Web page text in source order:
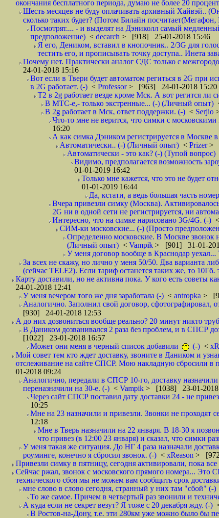
окончания бесплатного периода, думаю не более 20
Шесть месяцев не буду оплачивать архивный Хайвэй..
сколько таких будет? (Потом Билайн
Посмотрят.... - и выделят на Дэниколл самый
предположение) < decarch > [918] 25-01-2018 15:46
Я его, Деником, вставил в кнопочник.. 2/3G для
тестить его, и прописывать точку доступа.. Инета
Почему нет. Практически аналог СДС только с
24-01-2018 15:16
Вот если в Твери будет автоматом региться в 2G при
в 2G работает. (-) < Professor> [963] 24-01-2018 15:20
T2 в 2g работает везде кроме Мск. А вот регится
В МТС-е,- только экстренные... (-) (Личный опыт)
В 2g работает в Мск, ответ поддержки. (-) < Serjio
Что-то мне не верится, что симки с
16:20
А как симка Дэником регистрируется в Москве
Автоматически.. (-) (Личный опыт) < Prizer>
Автоматически - это как? (-) (Тупой вопрос)
Видимо, предполагается возможность
01-01-2019 16:42
Только мне кажется, что это не будет
01-01-2019 16:44
Да, кстати, а ведь большая часть
Вчера привезли симку (Москва).
2G ни в одной сети не регистрируется, ни
Интересно, что на симке нарисовано 3G/4G. (-)
СИМ-ки московские... (-) (Просто
Определенно московские. В Москве звонок
(Личный опыт) < Vampik > [901] 31-01-
У меня договор вообще в Краснодар
За всех не скажу, но лично у меня 50/50. Два варианта
(сейчас TELE2). Если тариф останется таких же, то
Карту доставили, но не активна пока. У кого есть советы
24-01-2018 12:41
У меня вечером того же дня заработала (-) < antropka >
Аналогично. Заполнил свой договор,
[930] 24-01-2018 12:53
А до них дозвониться вообще реально? 20 минут никто
В Даником дозванивался 2 раза без проблем, и в СПСР
[1022] 23-01-2018 16:57
Может они меня в черный список добавили
(-) <
Мой совет тем кто ждет доставку, звоните в Даником и
отслеживание на сайте СПСР. Мою накладную сбросили
01-2018 09:24
Аналогично, передали в СПСР 10-го, доставку
переназначили на 30-е. (-) < Vampik > [1038] 23-01-2018
Через сайт СПСР поставил дату доставки 24 - не
10:25
Мне на 23 назначили и привезли. Звонки не
12:18
Мне в Тверь назначили на 22 января. В 18-30 я
что привез (в 12:00 23 января) и сказал, что симки
У меня такая же ситуация. До НГ 4 раза назначали
роуминге, конечно я сбросил звонок. (-) < xReason >
Привезли симку в пятницу, сегодня активировали, пока
Сейчас ржал, звонок с московского прямого номера... Это
технического сбоя мы не можем вам сообщить срок
мне слово в слово сегодня, странный у них там "сбой" (-)
То же самое. Причем в четвертый раз звонили и
А куда если не секрет везут? Я тоже с 20 декабря жду. (-)
В Ростов-на-Дону, т.е. эти 280км уже можно было бы